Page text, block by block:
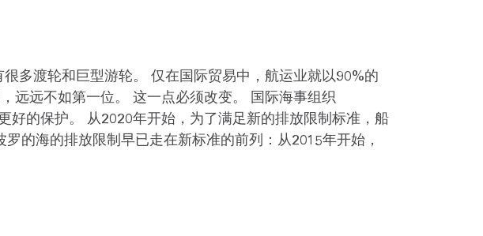
多渡轮和巨型游轮。 仅在国际贸易中，航运业就以90%的
远远不如第一位。 这一点必须改变。 国际海事组织
好的保护。 从2020年开始，为了满足新的排放限制标准，船
的海的排放限制早已走在新标准的前列：从2015年开始，